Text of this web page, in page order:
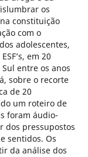
os
constituição
com o
adolescentes,
em 20
entre os anos
sobre o recorte
de 20
um roteiro de
foram áudio-
dos pressupostos
sentidos. Os
da análise dos